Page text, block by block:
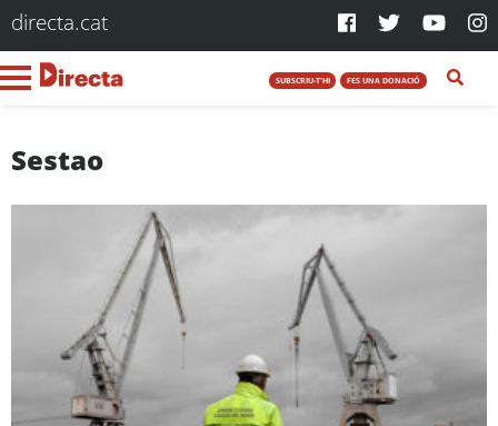
directa.cat
SUBSCRIU-T'HI FES UNA DONACIÓ
Sestao